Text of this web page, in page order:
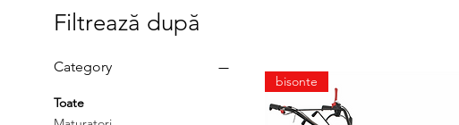
Filtrează după
Category
Toate
bisonte